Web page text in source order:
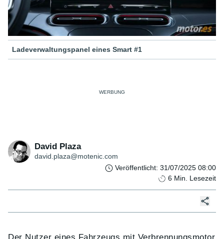
Ladeverwaltungspanel eines Smart #1
David Plaza
david.plaza@motenic.com
Veröffentlicht: 31/07/2025 08:00
6 Min. Lesezeit